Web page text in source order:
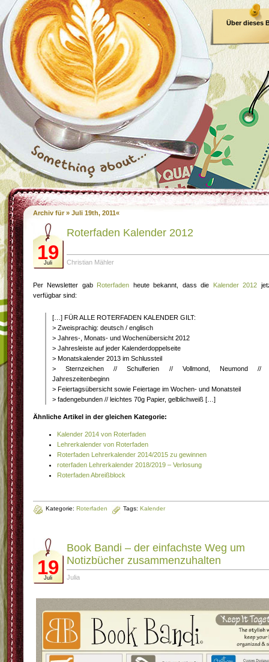
Über dieses
Archiv für » Juli 19th, 2011«
19
Juli
Roterfaden Kalender 2012
Christian Mähler
Per Newsletter gab Roterfaden heute bekannt, dass die Kalender 2012
verfügbar sind:
[…] FÜR ALLE ROTERFADEN KALENDER GILT:
> Zweisprachig: deutsch / englisch
> Jahres-, Monats- und Wochenübersicht 2012
> Jahresleiste auf jeder Kalenderdoppelseite
> Monatskalender 2013 im Schlussteil
> Sternzeichen // Schulferien // Vollmond, Neumond //
Jahreszeitenbeginn
> Feiertagsübersicht sowie Feiertage im Wochen- und Monatsteil
> fadengebunden // leichtes 70g Papier, gelblichweiß […]
Ähnliche Artikel in der gleichen Kategorie:
Kalender 2014 von Roterfaden
Lehrerkalender von Roterfaden
Roterfaden Lehrerkalender 2014/2015 zu gewinnen
roterfaden Lehrerkalender 2018/2019 – Verlosung
Roterfaden Abreißblock
Kategorie: Roterfaden Tags: Kalender
19
Juli
Book Bandi – der einfachste Weg um
Notizbücher zusammenzuhalten
Julia